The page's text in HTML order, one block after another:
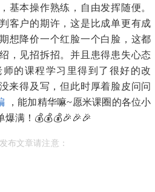
基本操作熟练，自由发挥随便。
客户的期许，这是比成单更有成
想降价一个红脸一个白脸，这都
，见招拆招。并且患得患失心态
师的课程学习里得到了很好的改
来得及写，但此时厚着脸皮问问
，能加精华嘛~愿米课圈的各位小
爆满！💰💰💰🎉🎉🎉
布文章请注意：